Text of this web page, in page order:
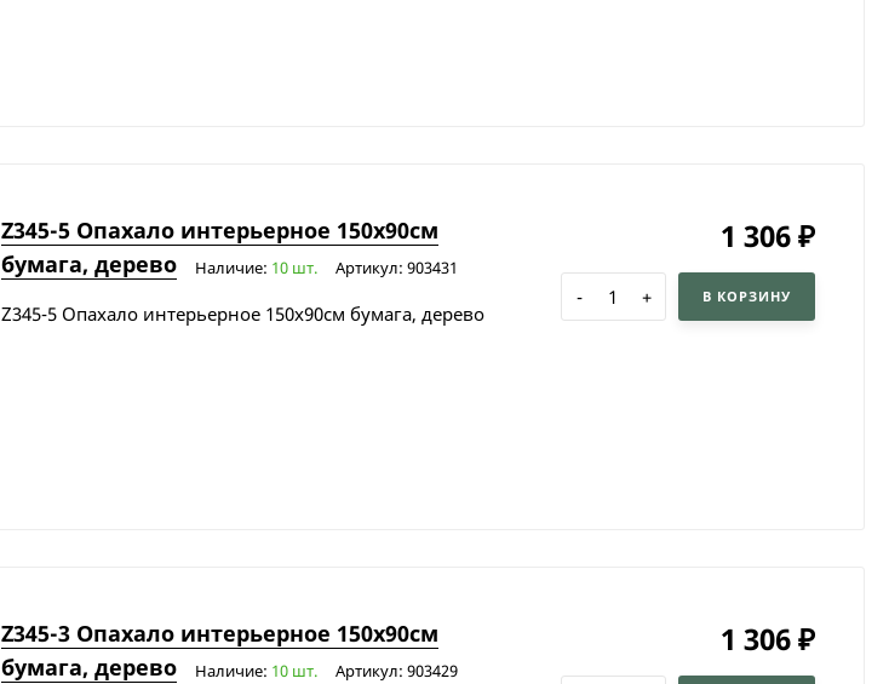
Z345-5 Опахало интерьерное 150х90см
бумага, дерево
Наличие: 10 шт. Артикул: 903431
Z345-5 Опахало интерьерное 150х90см бумага, дерево
1 306 ₽
- + В КОРЗИНУ
Z345-3 Опахало интерьерное 150х90см
бумага, дерево
Наличие: 10 шт. Артикул: 903429
1 306 ₽